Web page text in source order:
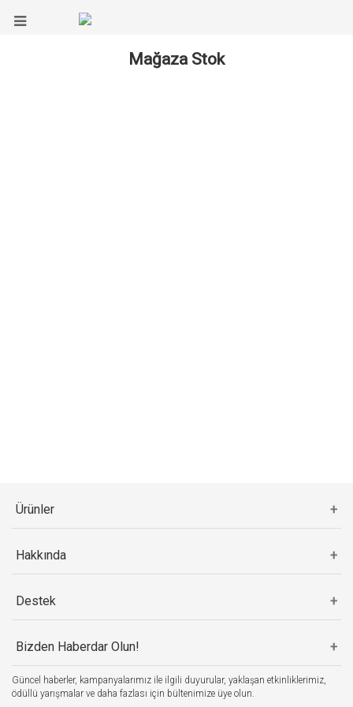
Mağaza Stok
Ürünler
Hakkında
Destek
Bizden Haberdar Olun!
Güncel haberler, kampanyalarımız ile ilgili duyurular, yaklaşan etkinliklerimiz,
ödüllü yarışmalar ve daha fazlası için bültenimize üye olun.